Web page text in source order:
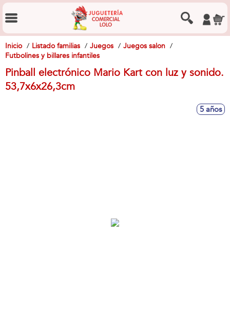
Inicio Listado familias Juegos
Juegos salon
Futbolines y billares infantiles
Pinball electrónico Mario Kart con luz y sonido.
53,7x6x26,3cm
5 años